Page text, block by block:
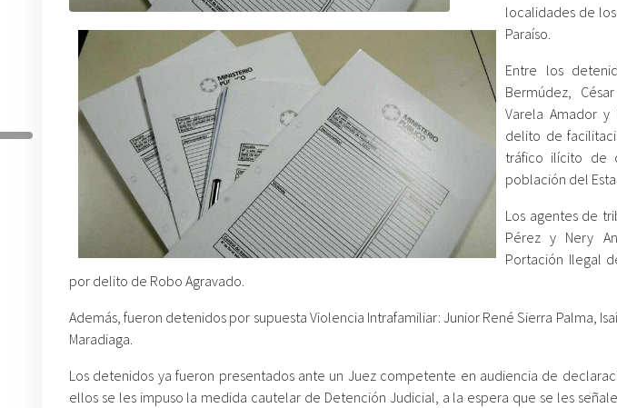
localidades de los
Paraíso.
Entre los
Bermúdez,
Varela Amador y
delito de
tráfico ilícito de
población del
Los agentes de
Pérez y Nery
Portación Ilegal
por delito de Robo Agravado.
Además, fueron detenidos por supuesta Violencia Intrafamiliar: Junior René Sierra Palma,
Maradiaga.
Los detenidos ya fueron presentados ante un Juez competente en audiencia de
ellos se les impuso la medida cautelar de Detención Judicial, a la espera que se les